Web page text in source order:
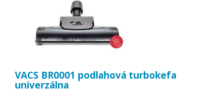
VACS BR0001 podlahová turbokefa
univerzálna